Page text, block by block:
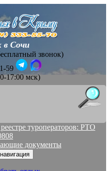
Сочи
звонок)
59
17:00 мск)
туроператоров: РТО
документы